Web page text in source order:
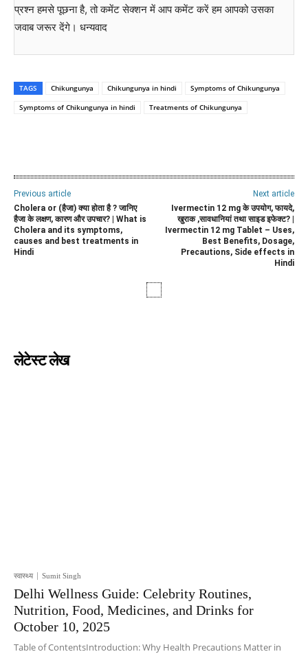
प्रश्न हमसे पूछना है, तो कमेंट सेक्शन में आप कमेंट करें हम आपको उसका
जवाब जरूर देंगे। धन्यवाद
TAGS Chikungunya Chikungunya in hindi
Symptoms of Chikungunya
Symptoms of Chikungunya in hindi
Treatments of Chikungunya
Previous article
Cholera or (हैजा) क्या होता है ? जानिए
हैजा के लक्षण, कारण और उपचार? | What is
Cholera and its symptoms,
causes and best treatments in
Hindi
Next article
Ivermectin 12 mg के उपयोग, फायदे,
खुराक ,सावधानियां तथा साइड इफेक्ट? |
Ivermectin 12 mg Tablet – Uses,
Best Benefits, Dosage,
Precautions, Side effects in
Hindi
लेटेस्ट लेख
स्वास्थ्य Sumit Singh
Delhi Wellness Guide: Celebrity Routines,
Nutrition, Food, Medicines, and Drinks for
October 10, 2025
Table of ContentsIntroduction: Why Health Precautions Matter in